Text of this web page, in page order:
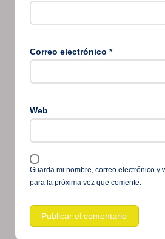
Correo electrónico *
Web
Guarda mi nombre, correo electrónico y
para la próxima vez que comente.